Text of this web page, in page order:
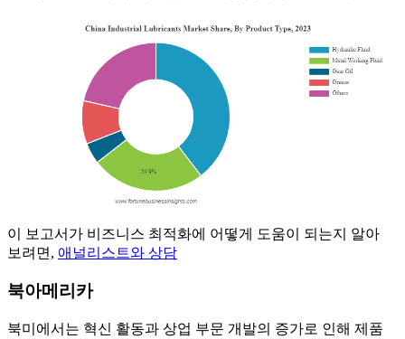
이 보고서가 비즈니스 최적화에 어떻게 도움이 되는지 알아
보려면, 애널리스트와 상담
북아메리카
북미에서는 혁신 활동과 상업 부문 개발의 증가로 인해 제품